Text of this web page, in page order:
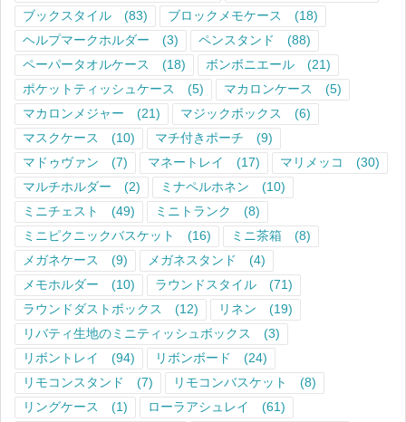
ブックスタイル
(83) ブロックメモケース
(18)
ヘルプマークホルダー
(3) ペンスタンド
(88)
ペーパータオルケース
(18) ボンボニエール
(21)
ポケットティッシュケース
(5) マカロンケース
(5)
マカロンメジャー
(21) マジックボックス
(6)
マスクケース
(10) マチ付きポーチ
(9)
マドゥヴァン
(7) マネートレイ (17) マリメッコ
(30)
マルチホルダー
(2) ミナペルホネン
(10)
ミニチェスト
(49) ミニトランク
(8)
ミニピクニックバスケット
(16) ミニ茶箱
(8)
メガネケース
(9) メガネスタンド
(4)
メモホルダー
(10) ラウンドスタイル
(71)
ラウンドダストボックス
(12) リネン
(19)
リバティ生地のミニティッシュボックス
(3)
リボントレイ
(94) リボンボード
(24)
リモコンスタンド
(7) リモコンバスケット
(8)
リングケース
(1) ローラアシュレイ
(61)